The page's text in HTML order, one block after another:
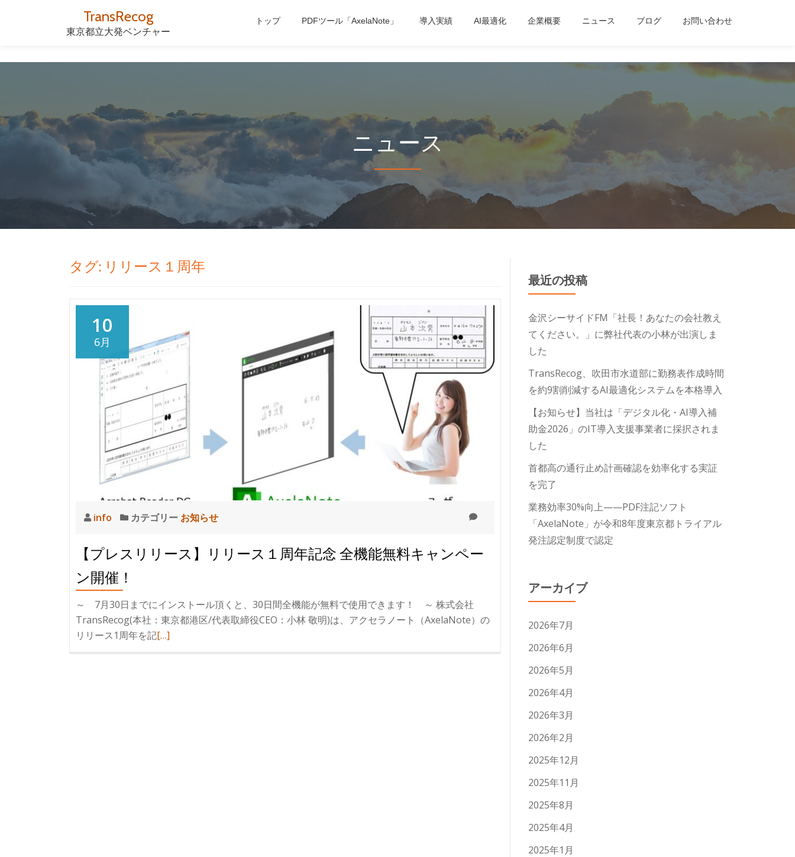
テ
へ
ス
TransRecog
東京都立大発ベンチャー
トップ PDFツール「AxelaNote」 導入実績 AI最適化 企業概要 ニュース ブログ お問い合わせ
ニュース
タグ: リリース１周年
10
6月
info カテゴリー お知らせ
【プレスリリース】リリース１周年記念 全機能無料キャンペー
ン開催！
～ 7月30日までにインストール頂くと、30日間全機能が無料で使用できます！ ～ 株式会社
TransRecog(本社：東京都港区/代表取締役CEO：小林 敬明)は、アクセラノート（AxelaNote）の
リリース1周年を記続
[…]
最近の投稿
金沢シーサイドFM「社長！あなたの会社教え
てください。」に弊社代表の小林が出演しま
した
TransRecog、吹田市水道部に勤務表作成時間
を約9割削減するAI最適化システムを本格導入
【お知らせ】当社は「デジタル化・AI導入補
助金2026」のIT導入支援事業者に採択されま
した
首都高の通行止め計画確認を効率化する実証
を完了
業務効率30%向上——PDF注記ソフト
「AxelaNote」が令和8年度東京都トライアル
発注認定制度で認定
アーカイブ
2026年7月
2026年6月
2026年5月
2026年4月
2026年3月
2026年2月
2025年12月
2025年11月
2025年8月
2025年4月
2025年1月